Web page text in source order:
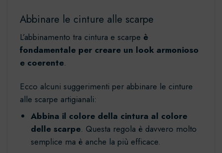
Abbinare le cinture alle scarpe
L’abbinamento tra cintura e scarpe è
fondamentale per creare un look armonioso
e coerente.
Ecco alcuni suggerimenti per abbinare le cinture
alle scarpe artigianali:
Abbina il colore della cintura al colore
delle scarpe. Questa regola è davvero molto
semplice ma è anche la più efficace.